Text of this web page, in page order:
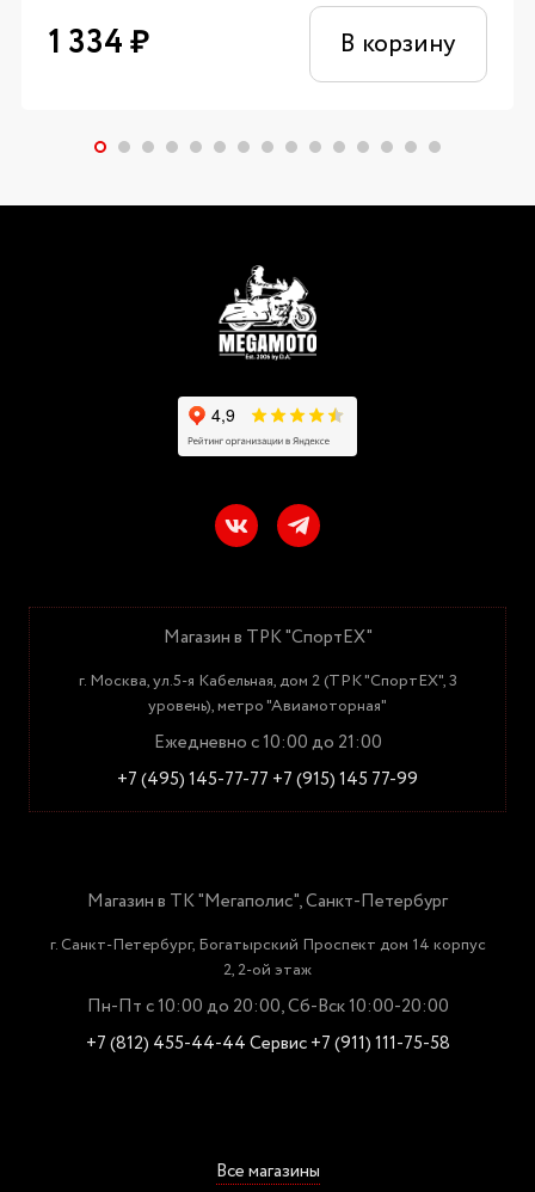
1 334₽ В корзину
Магазин в ТРК "СпортЕХ"
г. Москва, ул.5-я Кабельная, дом 2 (ТРК "СпортЕХ", 3
уровень), метро "Авиамоторная"
Ежедневно с 10:00 до 21:00
+7 (495) 145-77-77 +7 (915) 145 77-99
Магазин в ТК "Мегаполис", Санкт-Петербург
г. Санкт-Петербург, Богатырский Проспект дом 14 корпус
2, 2-ой этаж
Пн-Пт с 10:00 до 20:00, Сб-Вск 10:00-20:00
+7 (812) 455-44-44Сервис +7 (911) 111-75-58
Все магазины